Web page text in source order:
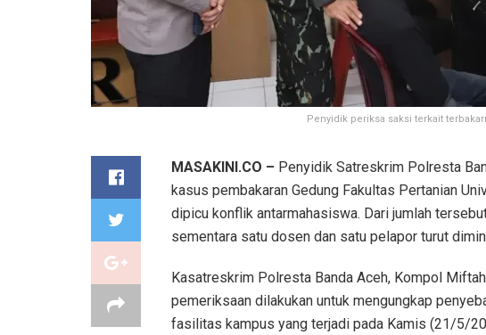
Penyidik periksa saksi terkait
MASAKINI.CO – Penyidik Satreskrim Polresta
kasus pembakaran Gedung Fakultas Pertanian
dipicu konflik antarmahasiswa. Dari jumlah
sementara satu dosen dan satu pelapor turut
Kasatreskrim Polresta Banda Aceh, Kompol
pemeriksaan dilakukan untuk mengungkap
fasilitas kampus yang terjadi pada Kamis (21/5/